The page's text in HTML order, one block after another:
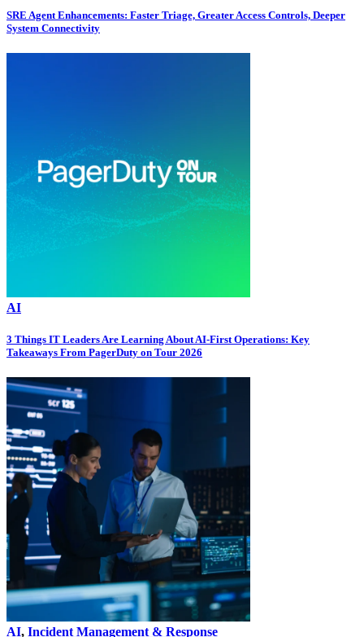
SRE Agent Enhancements: Faster Triage, Greater Access Controls, Deeper
System Connectivity
AI
3 Things IT Leaders Are Learning About AI-First Operations: Key
Takeaways From PagerDuty on Tour 2026
AI, Incident Management & Response